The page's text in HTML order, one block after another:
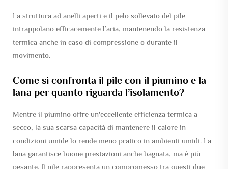
La struttura ad anelli aperti e il pelo sollevato del pile
intrappolano efficacemente l’aria, mantenendo la resistenza
termica anche in caso di compressione o durante il
movimento.
Come si confronta il pile con il piumino e la
lana per quanto riguarda l’isolamento?
Mentre il piumino offre un'eccellente efficienza termica a
secco, la sua scarsa capacità di mantenere il calore in
condizioni umide lo rende meno pratico in ambienti umidi. La
lana garantisce buone prestazioni anche bagnata, ma è più
pesante. Il pile rappresenta un compromesso tra questi due